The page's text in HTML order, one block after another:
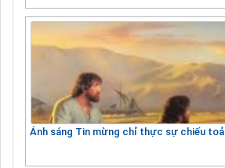
Ánh sáng Tin mừng chỉ thực sự chiếu toả